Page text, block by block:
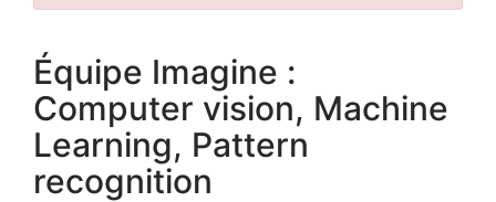
Équipe Imagine :
Computer vision, Machine
Learning, Pattern
recognition